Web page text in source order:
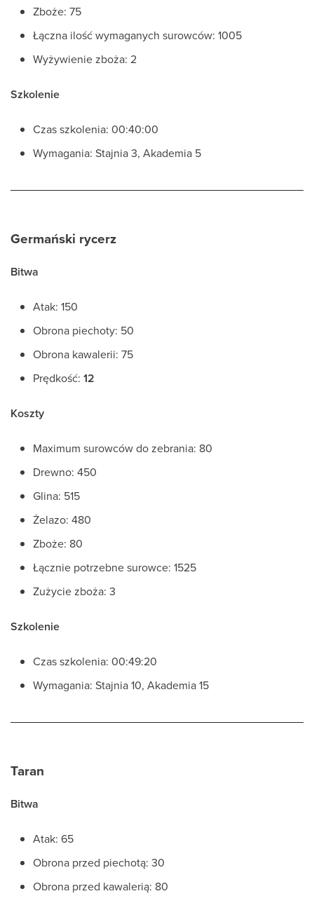
Zboże: 75
Łączna ilość wymaganych surowców: 1005
Wyżywienie zboża: 2
Szkolenie
Czas szkolenia: 00:40:00
Wymagania: Stajnia 3, Akademia 5
Germański rycerz
Bitwa
Atak: 150
Obrona piechoty: 50
Obrona kawalerii: 75
Prędkość: 12
Koszty
Maximum surowców do zebrania: 80
Drewno: 450
Glina: 515
Żelazo: 480
Zboże: 80
Łącznie potrzebne surowce: 1525
Zużycie zboża: 3
Szkolenie
Czas szkolenia: 00:49:20
Wymagania: Stajnia 10, Akademia 15
Taran
Bitwa
Atak: 65
Obrona przed piechotą: 30
Obrona przed kawalerią: 80